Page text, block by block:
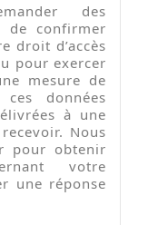
des
de confirmer
droit d’accès
pour exercer
mesure de
données
à une
Nous
pour obtenir
votre
une réponse